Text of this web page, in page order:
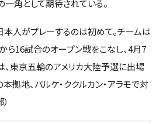
角として期待されている。
人がプレーするのは初めて。チームは
ら16試合のオープン戦をこなし、4月7
、東京五輪のアメリカ大陸予選に出場
拠地、パルケ・ククルカン・アラモで対